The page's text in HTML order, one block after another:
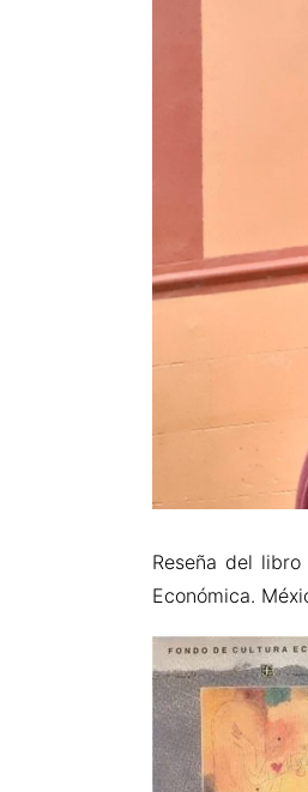
Reseña del
Económica.